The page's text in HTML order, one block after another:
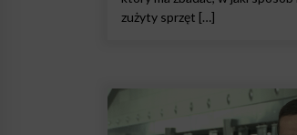
zużyty sprzęt […]